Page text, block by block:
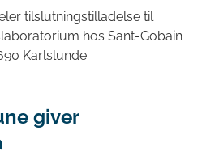
tilslutningstilladelse til
hos Sant-Gobain
Karlslunde
giver